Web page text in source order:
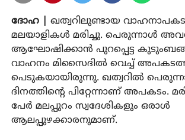
ദോഹ |
ഖത്വറിലുണ്ടായ
മലയാളികൾ മരിച്ചു. പെരുന്നാൾ
ആഘോഷിക്കാൻ പുറപ്പെട്ട
വാഹനം മിസൈദിൽ വെച്ച്
പെടുകയായിരുന്നു. ഖത്വറിൽ
ദിനത്തിൻ്റെ പിറ്റേന്നാണ് അപകടം.
പേർ മലപ്പുറം സ്വദേശികളും ഒരാൾ
ആലപ്പുഴക്കാരനുമാണ്.